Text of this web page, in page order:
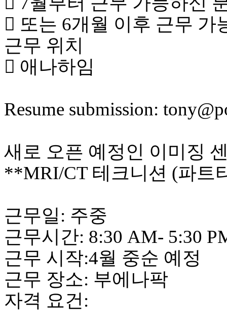
 또는 6개월 이후 근무 가
근무 위치
 애나하임
Resume submission:
새로 오픈 예정인 이미징
**MRI/CT 테크니션 (파트
근무일: 주중
근무시간: 8:30 AM- 5:30
근무 시작:4월 중순 예정
근무 장소: 부에나팍
자격 요건: